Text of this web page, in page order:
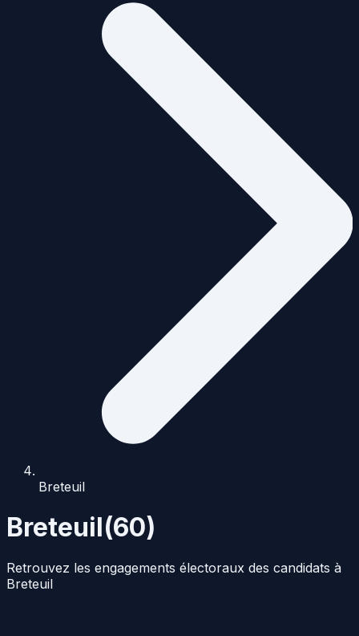
Breteuil
Breteuil(60)
Retrouvez les engagements électoraux des candidats à
Breteuil